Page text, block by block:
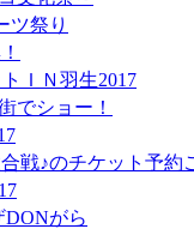
ツ祭り
ＩＮ羽生2017
でショー！
戦♪のチケット予約
がら